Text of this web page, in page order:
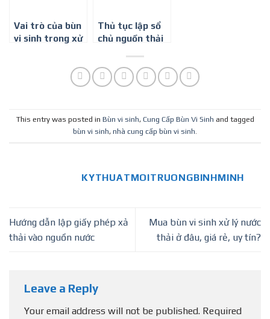
Vai trò của bùn
vi sinh trong xử
Thủ tục lập sổ
chủ nguồn thải
This entry was posted in Bùn vi sinh, Cung Cấp Bùn Vi Sinh and tagged
bùn vi sinh, nhà cung cấp bùn vi sinh.
KYTHUATMOITRUONGBINHMINH
Hướng dẫn lập giấy phép xả
thải vào nguồn nước
Mua bùn vi sinh xử lý nước
thải ở đâu, giá rẻ, uy tín?
Leave a Reply
Your email address will not be published. Required